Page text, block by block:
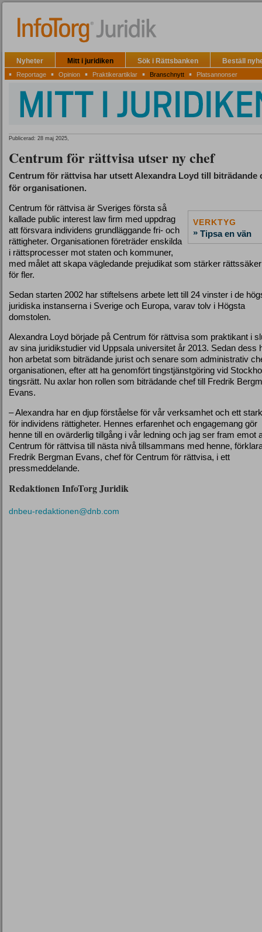
Nyheter Mitt i juridiken Sök i Rättsbanken Beställ
▪ Reportage ▪ Opinion ▪ Praktikerartiklar ▪ Branschnytt ▪ Platsannonser
Publicerad: 28 maj 2025,
Centrum för rättvisa utser ny chef
Centrum för rättvisa har utsett Alexandra Loyd till biträdande
för organisationen.
VERKTYG
» Tipsa en vän
Centrum för rättvisa är Sveriges första så
kallade public interest law firm med uppdrag
att försvara individens grundläggande fri- och
rättigheter. Organisationen företräder enskilda
i rättsprocesser mot staten och kommuner,
med målet att skapa vägledande prejudikat som stärker
för fler.
Sedan starten 2002 har stiftelsens arbete lett till 24 vinster i de
juridiska instanserna i Sverige och Europa, varav tolv i Högsta
domstolen.
Alexandra Loyd började på Centrum för rättvisa som praktikant i
av sina juridikstudier vid Uppsala universitet år 2013. Sedan dess
hon arbetat som biträdande jurist och senare som administrativ
organisationen, efter att ha genomfört tingstjänstgöring vid
tingsrätt. Nu axlar hon rollen som biträdande chef till Fredrik
Evans.
– Alexandra har en djup förståelse för vår verksamhet och ett
för individens rättigheter. Hennes erfarenhet och engagemang gör
henne till en ovärderlig tillgång i vår ledning och jag ser fram emot
Centrum för rättvisa till nästa nivå tillsammans med henne,
Fredrik Bergman Evans, chef för Centrum för rättvisa, i ett
pressmeddelande.
Redaktionen InfoTorg Juridik
dnbeu-redaktionen@dnb.com